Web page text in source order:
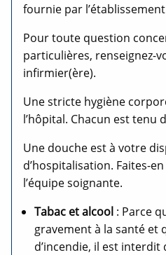
fournie par
Pour toute question
particulières, renseignez-
infirmier(ère).
Une stricte hygiène
l’hôpital. Chacun est tenu
Une douche est à votre
d’hospitalisation. Faites-
l’équipe soignante.
Tabac et alcool : Parce
gravement à la santé et
d’incendie, il est